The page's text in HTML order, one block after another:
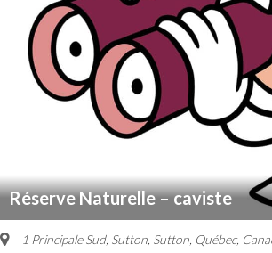
Réserve Naturelle – caviste
1 Principale Sud, Sutton Sutton, Québec,